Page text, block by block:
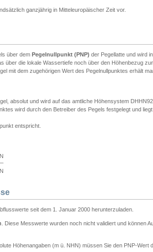
ganzjährig in Mitteleuropäischer Zeit vor.
über dem Pegelnullpunkt (PNP) der Pegellatte und wird
über die lokale Wassertiefe noch über den Höhenbezug
mit dem zugehörigen Wert des Pegelnullpunktes erhält
absolut und wird auf das amtliche Höhensystem
wird durch den Betreiber des Pegels festgelegt und
entspricht.
seit dem 1. Januar 2000 herunterzuladen.
. Diese Messwerte wurden noch nicht validiert und können
Höhenangaben (m ü. NHN) müssen Sie den PNP-Wert